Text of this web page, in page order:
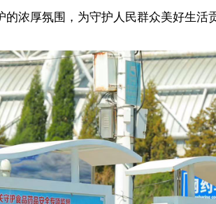
的浓厚氛围，为守护人民群众美好生活